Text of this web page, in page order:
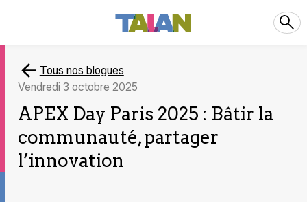
Tous nos blogues
vendredi 3 octobre 2025
APEX Day Paris 2025 : Bâtir la
communauté, partager
l’innovation